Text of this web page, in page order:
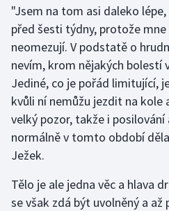
Olympijské hry
Parasport
Plavání
Plážový volejbal
Ragby
Rychlobruslení
"Jsem na tom asi daleko
před šesti týdny, protože
neomezují. V podstatě o
nevím, krom nějakých bolestí
Jediné, co je pořád limitující,
kvůli ní nemůžu jezdit na kole
velký pozor, takže i posilování
normálně v tomto období
Ježek.
Tělo je ale jedna věc a hlava
se však zdá být uvolněný a